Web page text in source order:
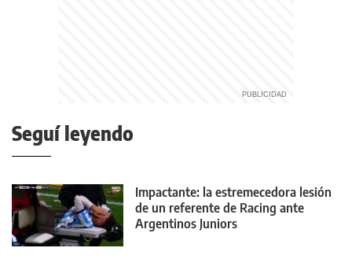
Seguí leyendo
Impactante: la estremecedora lesión
de un referente de Racing ante
Argentinos Juniors